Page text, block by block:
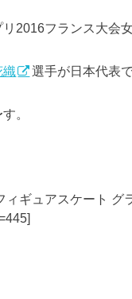
2016フランス大会
織 選手が日本代表で
。
ィギュアスケート グ